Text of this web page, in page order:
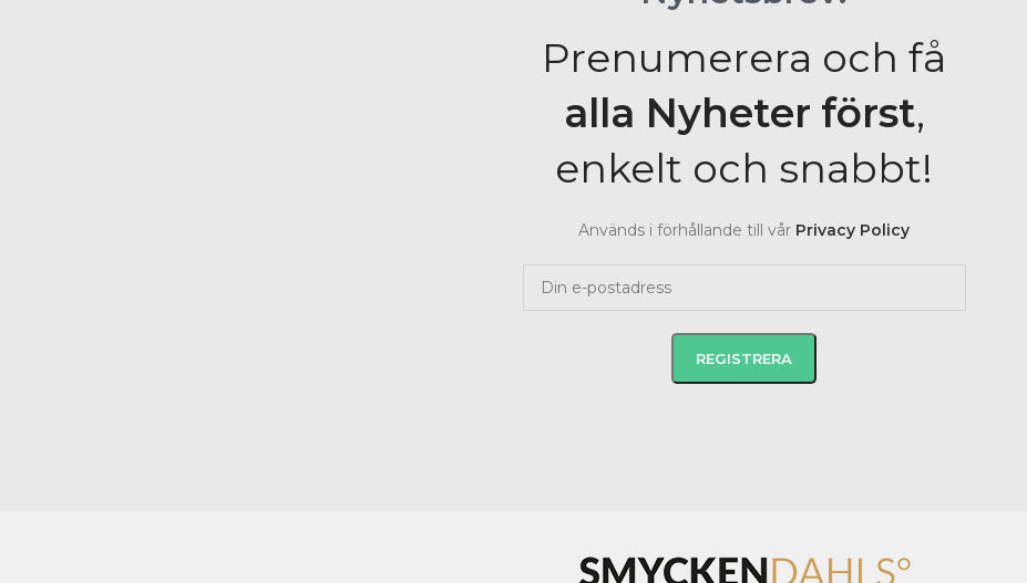
Prenumerera och få
alla Nyheter först,
enkelt och snabbt!
Används i förhållande till vår Privacy Policy